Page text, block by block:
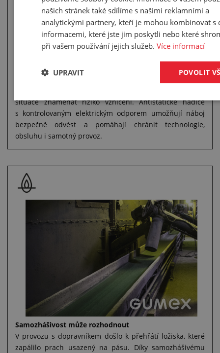
zaznamenávat drobné elektrostatické výboje v místě
napojení hadice. Zpočátku nenápadné jiskření se
stupňovalo až do chvíle, kdy bylo nutné provoz
preventivně zastavit. Ukázalo se, že hadice neměla
antistatické provedení a elektrický náboj se neměl kam
Proč na tom záleží
situace znamenat riziko vznícení. Antistatické hadice
s kontrolovaným elektrickým odporem umožňují náboj
bezpečně odvést a pomáhají chránit technologie,
obsluhu i samotný provoz.
Samozhášivost může rozhodnout
V provozu s dopravníkem došlo k přehřátí ložiska, které
zapálilo prach usazený na pásu. Díky samozhášivému
našich stránek také sdílíme s našimi reklamními a
analytickými partnery, kteří je mohou kombinovat s
informacemi, které jste jim poskytli nebo které
při vašem používání jejich služeb. Více informací
POVOLIT
UPRAVIT